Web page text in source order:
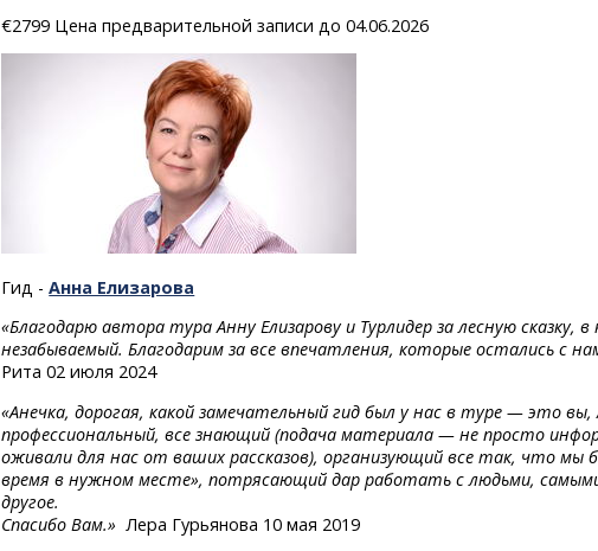
€2799 Цена предварительной записи до 04.06.2026
Гид -Анна Елизарова
«Благодарю автора тура Анну Елизарову и Турлидер за лесную сказку,
незабываемый. Благодарим за все впечатления, которые остались с
Рита 02 июля 2024
«Анечка, дорогая, какой замечательный гид был у нас в туре — это
профессиональный, все знающий (подача материала — не просто
оживали для нас от ваших рассказов), организующий все так, что мы
время в нужном месте», потрясающий дар работать с людьми,
другое.
Спасибо Вам.» Лера Гурьянова 10 мая 2019